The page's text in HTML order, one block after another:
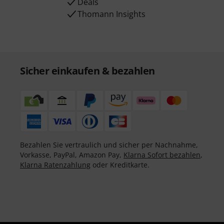
Thomann Insights
Sicher einkaufen & bezahlen
Bezahlen Sie vertraulich und sicher per Nachnahme,
Vorkasse, PayPal, Amazon Pay, Klarna Sofort bezahlen,
Klarna Ratenzahlung oder Kreditkarte.